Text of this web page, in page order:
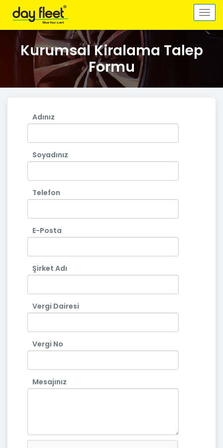
Kurumsal Kiralama Talep
Formu
Adınız
Soyadınız
Telefon
E-Posta
Şirket Adı
Vergi Dairesi
Vergi No
Mesajınız